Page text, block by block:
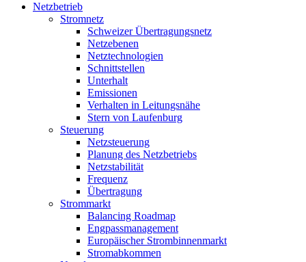
Netzbetrieb
Stromnetz
Schweizer Übertragungsnetz
Netzebenen
Netztechnologien
Schnittstellen
Unterhalt
Emissionen
Verhalten in Leitungsnähe
Stern von Laufenburg
Steuerung
Netzsteuerung
Planung des Netzbetriebs
Netzstabilität
Frequenz
Übertragung
Strommarkt
Balancing Roadmap
Engpassmanagement
Europäischer Strombinnenmarkt
Stromabkommen